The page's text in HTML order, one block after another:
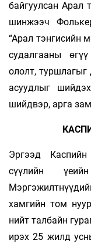
байгуулсан Арал
шинжээч
“Арал тэнгисийн
судалгааны
ололт, туршлагыг
асуудлыг
шийдвэр, арга
Эргээд Каспийн
сүүлийн
хамгийн том
нийт талбайн
ирэх 25 жилд